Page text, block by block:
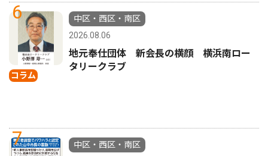
6
コラム
中区・西区・南区
2026.08.06
地元奉仕団体 新会長の横顔 横浜南ロー
タリークラブ
7
中区・西区・南区